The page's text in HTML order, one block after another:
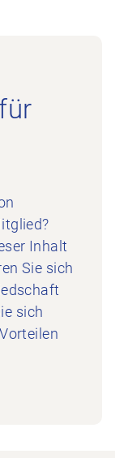
Inhalt
Sie sich
sich